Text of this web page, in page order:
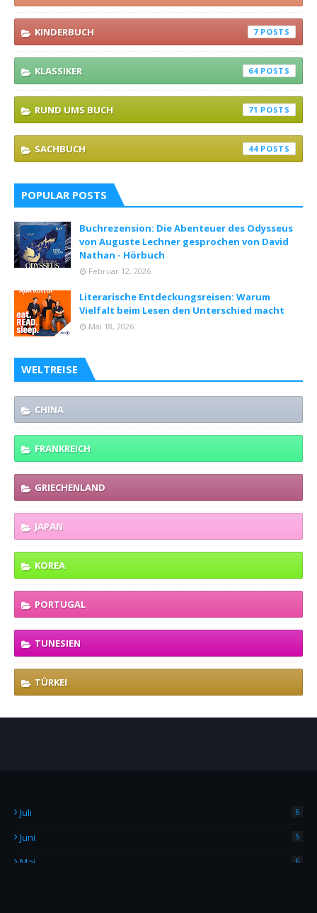
KINDERBUCH 7
KLASSIKER 64
RUND UMS BUCH 71
SACHBUCH 44
POPULAR POSTS
Buchrezension: Die Abenteuer des Odysseus
von Auguste Lechner gesprochen von David
Nathan - Hörbuch
Februar 12, 2026
Literarische Entdeckungsreisen: Warum
Vielfalt beim Lesen den Unterschied macht
Mai 18, 2026
WELTREISE
CHINA
FRANKREICH
GRIECHENLAND
JAPAN
KOREA
PORTUGAL
TUNESIEN
TÜRKEI
Juli 6
Juni 5
Mai 6